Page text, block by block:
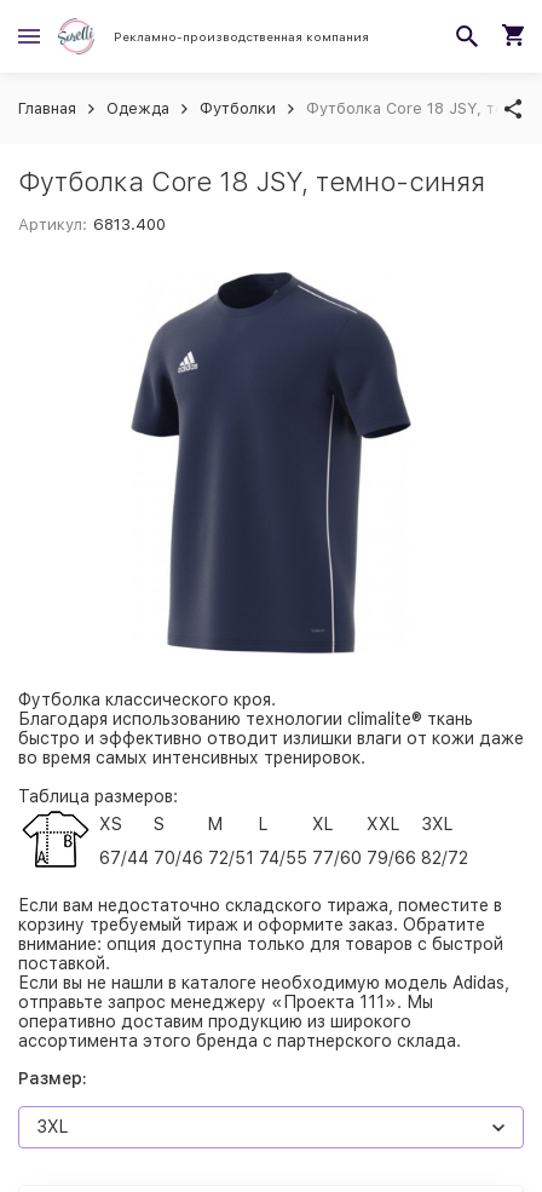
Рекламно-производственная компания
Главная Одежда Футболки Футболка Core 18 JSY,
Футболка Core 18 JSY, темно-синяя
Артикул: 6813.400
Футболка классического кроя.
Благодаря использованию технологии climalite® ткань
быстро и эффективно отводит излишки влаги от кожи даже
во время самых интенсивных тренировок.
Таблица размеров:
XS
S M L XL XXL
3XL
67/44 70/46 72/51 74/55 77/60 79/66 82/72
Если вам недостаточно складского тиража, поместите в
корзину требуемый тираж и оформите заказ. Обратите
внимание: опция доступна только для товаров с быстрой
поставкой.
Если вы не нашли в каталоге необходимую модель Adidas,
отправьте запрос менеджеру «Проекта 111». Мы
оперативно доставим продукцию из широкого
ассортимента этого бренда с партнерского склада.
Размер:
3XL